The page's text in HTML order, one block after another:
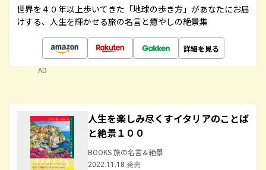
世界を４０年以上歩いてきた「地球の歩き方」があなたにお届
けする、人生を輝かせる旅の名言と癒やしの絶景集
詳細を見る
AD
人生を楽しみ尽くすイタリアのことば
と絶景１００
BOOKS 旅の名言＆絶景
2022.11.18 発売